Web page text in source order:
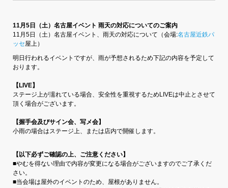
11月5日（土）名古屋イベント 雨天の対応についてのご案内
11月5日（土）名古屋イベント、雨天の対応について（会場:名古屋近鉄パ
ッセ屋上）
明日行われるイベントですが、雨が予想されるため下記の内容を予定して
おります。
【LIVE】
ステージ上が濡れている場合、安全性を重視するためLIVEは中止とさせて
頂く場合がございます。
【握手会及びサイン会、写メ会】
小雨の場合はステージ上、または店内で開催します。
【以下必ずご確認の上、ご注意ください】
■やむを得ない理由で内容が変更になる場合がございますのでご了承くだ
さい。
■当会場は屋外のイベントのため、屋根がありません。